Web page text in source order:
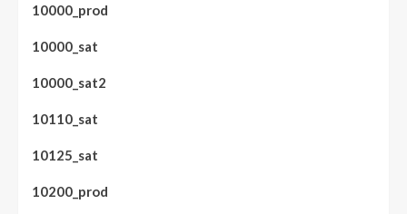
10000_prod
10000_sat
10000_sat2
10110_sat
10125_sat
10200_prod